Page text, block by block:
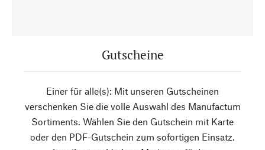
Gutscheine
Einer für alle(s): Mit unseren Gutscheinen
verschenken Sie die volle Auswahl des Manufactum
Sortiments. Wählen Sie den Gutschein mit Karte
oder den PDF-Gutschein zum sofortigen Einsatz.